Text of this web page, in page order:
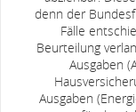
denn der
Fälle
Beurteilung
Ausgaben
Ausgaben